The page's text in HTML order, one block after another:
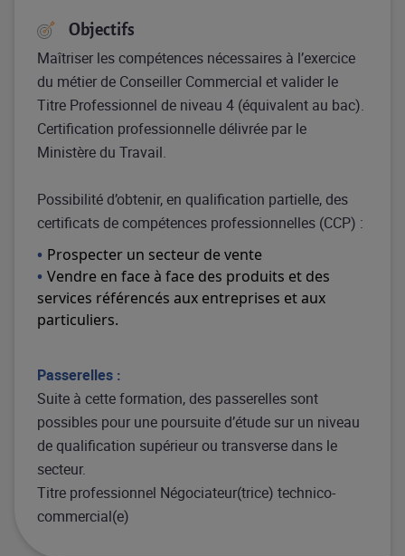
Objectifs
Maîtriser les compétences nécessaires à l’exercice
du métier de Conseiller Commercial et valider le
Titre Professionnel de niveau 4 (équivalent au bac).
Certification professionnelle délivrée par le
Ministère du Travail.
Possibilité d’obtenir, en qualification partielle, des
certificats de compétences professionnelles (CCP) :
Prospecter un secteur de vente
Vendre en face à face des produits et des
services référencés aux entreprises et aux
particuliers.
Passerelles :
Suite à cette formation, des passerelles sont
possibles pour une poursuite d’étude sur un niveau
de qualification supérieur ou transverse dans le
secteur.
Titre professionnel Négociateur(trice) technico-
commercial(e)